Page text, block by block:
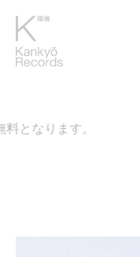
となります。